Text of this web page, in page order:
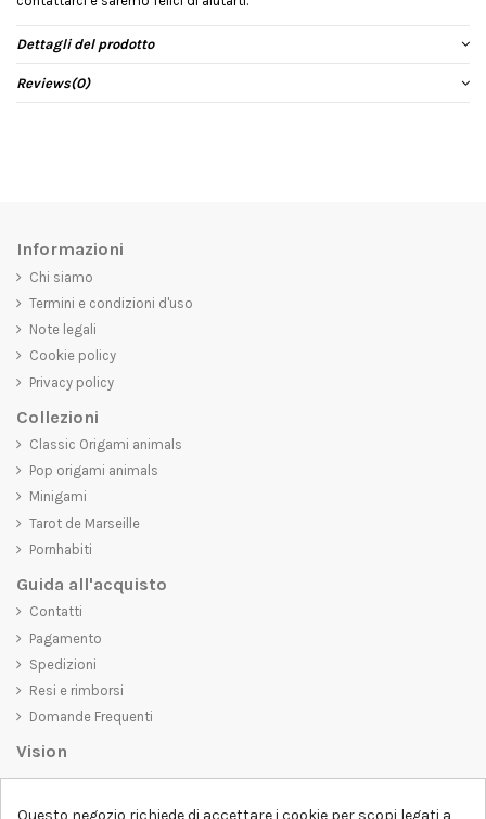
Dettagli del prodotto
Reviews(0)
Informazioni
Chi siamo
Termini e condizioni d'uso
Note legali
Cookie policy
Privacy policy
Collezioni
Classic Origami animals
Pop origami animals
Minigami
Tarot de Marseille
Pornhabiti
Guida all'acquisto
Contatti
Pagamento
Spedizioni
Resi e rimborsi
Domande Frequenti
Vision
belli da vedere, ma che trasmettano anche un messaggio importante.
Questo negozio richiede di accettare i cookie per scopi legati a